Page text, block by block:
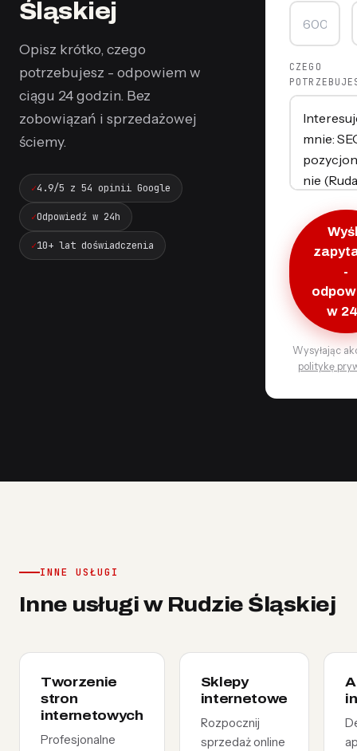
Śląskiej
Opisz krótko, czego
potrzebujesz - odpowiem w
ciągu 24 godzin. Bez
zobowiązań i sprzedażowej
ściemy.
4.9/5 z 54 opinii Google
Odpowiedź w 24h
10+ lat doświadczenia
CZEGO
-
w
Wysyłając
politykę
INNE USŁUGI
Inne usługi w Rudzie Śląskiej
Tworzenie
stron
internetowych
Profesjonalne
Sklepy
internetowe
Rozpocznij
sprzedaż online